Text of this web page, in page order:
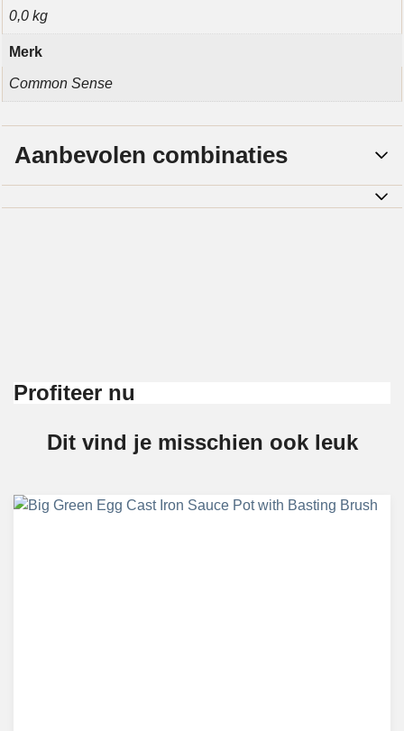
0,0 kg
Merk
Common Sense
Aanbevolen combinaties
Profiteer nu
Dit vind je misschien ook leuk